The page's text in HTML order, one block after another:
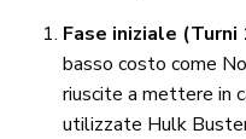
Fase iniziale (Turni
basso costo come
riuscite a mettere in
utilizzate Hulk